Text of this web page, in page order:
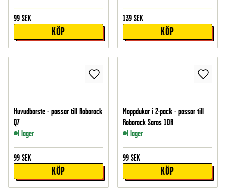
99 SEK
KÖP
139 SEK
KÖP
Huvudborste - passar till Roborock
Q7
I lager
99 SEK
KÖP
Moppdukar i 2-pack - passar till
Roborock Saros 10R
I lager
99 SEK
KÖP